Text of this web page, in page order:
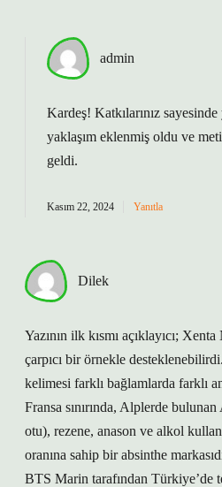
admin
Kardeş! Katkılarınız
yaklaşım eklenmiş oldu ve
geldi.
Kasım 22, 2024 Yanıtla
Dilek
Yazının ilk kısmı açıklayıcı;
çarpıcı bir örnekle
kelimesi farklı bağlamlarda farklı
Fransa sınırında, Alplerde
otu), rezene, anason ve alkol
oranına sahip bir absinthe
BTS Marin tarafından Türkiye’de